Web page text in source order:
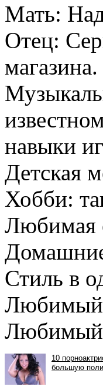
Мать:
Отец:
магазина.
навыки
Детская
Хобби:
Любимая
Стиль в
Любимый
Любимый